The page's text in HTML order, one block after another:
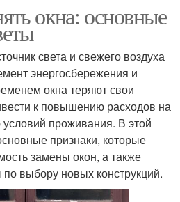
окна: основные
света и свежего воздуха
энергосбережения и
окна теряют свои
к повышению расходов на
проживания. В этой
признаки, которые
замены окон, а также
выбору новых конструкций.